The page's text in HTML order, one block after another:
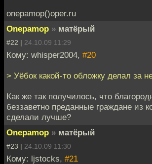
onepamop()oper.ru
Onepamop » матёрый
#22 | 24.10.09 11:29
Кому: whisper2004, #20
> Уёбок какой-то обложку делал за
Как же так получилось, что
беззаветно преданные граждане из
сделали лучше?
Onepamop » матёрый
#23 | 24.10.09 11:30
Кому: ljstocks, #21